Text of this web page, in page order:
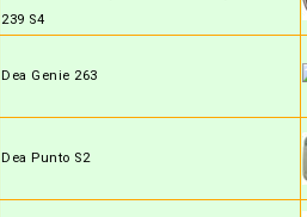
239 S4
Dea Genie 263
Dea Punto S2